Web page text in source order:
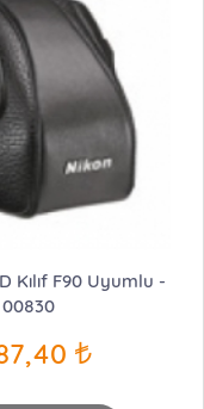
Kılıf F90 Uyumlu -
00830